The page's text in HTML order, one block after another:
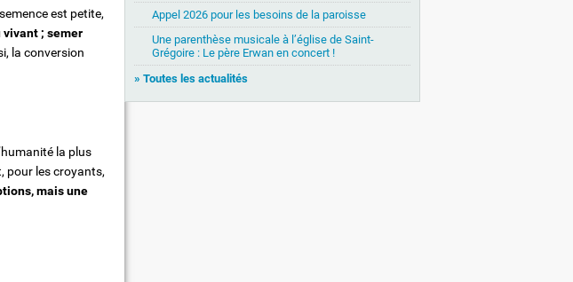
est petite,
vivant ; semer
la conversion
la plus
pour les croyants,
mais une
Appel 2026 pour les besoins de la paroisse
Une parenthèse musicale à l’église de Saint-
Grégoire : Le père Erwan en concert !
» Toutes les actualités